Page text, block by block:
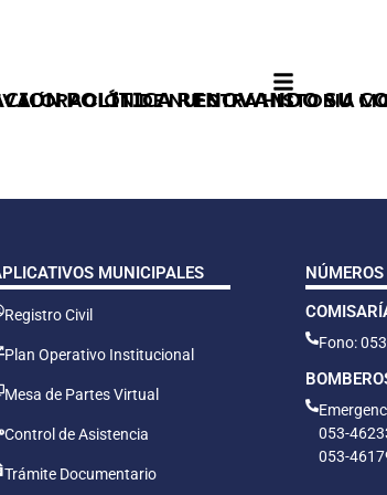
DE NUESTRA HISTORIA
𝗣𝗢𝗟𝗜́𝗧𝗜𝗖𝗔 𝗥𝗘𝗡𝗢𝗩𝗔𝗡𝗗𝗢 𝗦𝗨
MUNICIPALES
Registro Civil
Plan Operativo Institucional
Mesa de Partes Virtual
Control de Asistencia
Trámite Documentario
Fono:
053-
053-